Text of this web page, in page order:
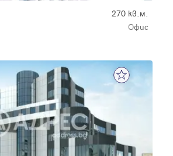
270 кв.м.
Офис